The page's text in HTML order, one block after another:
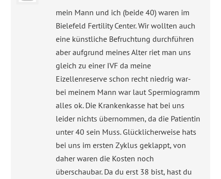
mein Mann und ich (beide 40) waren im
Bielefeld Fertility Center. Wir wollten auch
eine künstliche Befruchtung durchführen
aber aufgrund meines Alter riet man uns
gleich zu einer IVF da meine
Eizellenreserve schon recht niedrig war-
bei meinem Mann war laut Spermiogramm
alles ok. Die Krankenkasse hat bei uns
leider nichts übernommen, da die Patientin
unter 40 sein Muss. Glücklicherweise hats
bei uns im ersten Zyklus geklappt, von
daher waren die Kosten noch
überschaubar. Da du erst 38 bist, hast du